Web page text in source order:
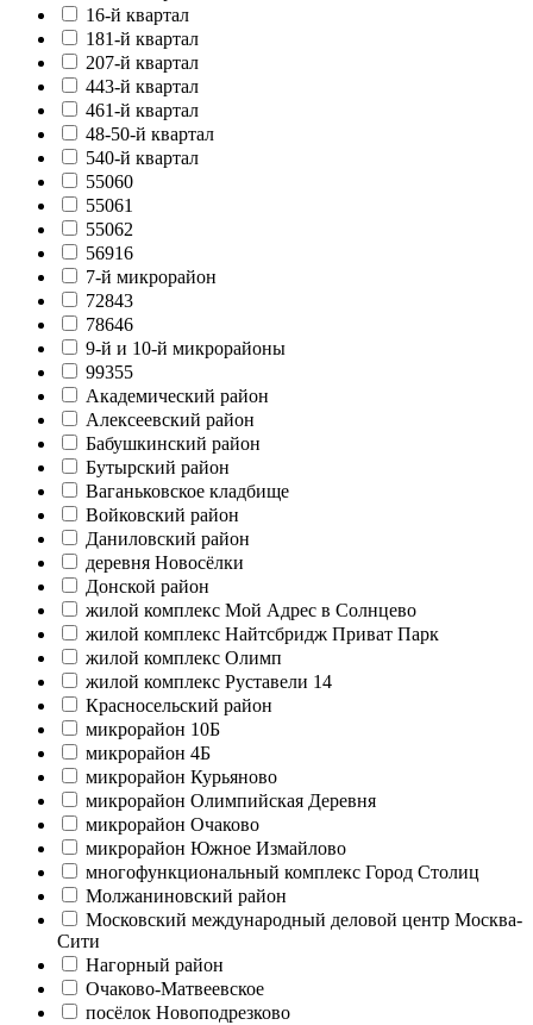
16-й квартал
181-й квартал
207-й квартал
443-й квартал
461-й квартал
48-50-й квартал
540-й квартал
55060
55061
55062
56916
7-й микрорайон
72843
78646
9-й и 10-й микрорайоны
99355
Академический район
Алексеевский район
Бабушкинский район
Бутырский район
Ваганьковское кладбище
Войковский район
Даниловский район
деревня Новосёлки
Донской район
жилой комплекс Мой Адрес в Солнцево
жилой комплекс Найтсбридж Приват Парк
жилой комплекс Олимп
жилой комплекс Руставели 14
Красносельский район
микрорайон 10Б
микрорайон 4Б
микрорайон Курьяново
микрорайон Олимпийская Деревня
микрорайон Очаково
микрорайон Южное Измайлово
многофункциональный комплекс Город Столиц
Молжаниновский район
Московский международный деловой центр Москва-
Сити
Нагорный район
Очаково-Матвеевское
посёлок Новоподрезково